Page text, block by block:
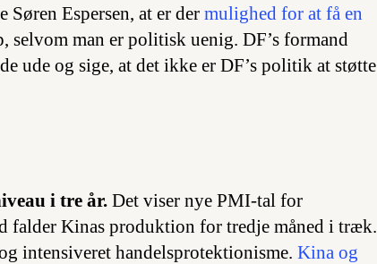
Espersen, at er der mulighed for at få en
selvom man er politisk uenig. DF’s formand
ude og sige, at det ikke er DF’s politik at støtte
i tre år. Det viser nye PMI-tal for
falder Kinas produktion for tredje måned i træk.
intensiveret handelsprotektionisme. Kina og